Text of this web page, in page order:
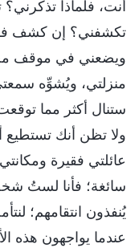
أنت، فلماذا
تكشفني؟ إن كشف
ويضعني في موقف
منزلتي، ويُشوِّه
ستنال أكثر مما
ولا تظن أنك
عائلتي فقيرة
سائغة؛ فأنا لستُ
يُنفذون انتقامهم؛
عندما يواجهون هذه